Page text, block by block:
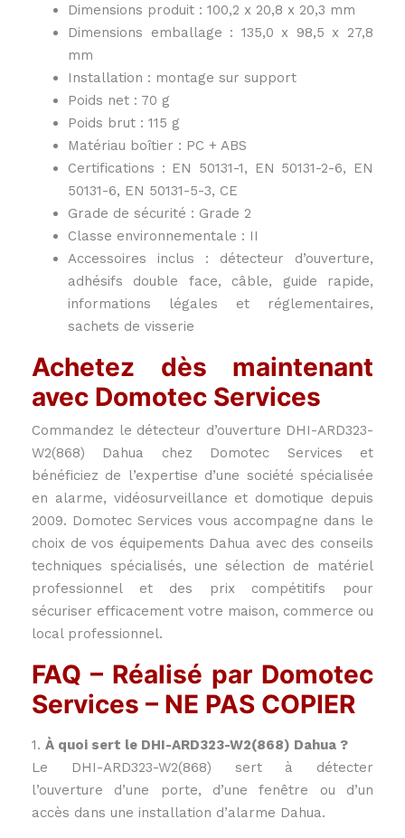
Dimensions produit : 100,2 x 20,8 x 20,3 mm
Dimensions emballage : 135,0 x 98,5 x 27,8
mm
Installation : montage sur support
Poids net : 70 g
Poids brut : 115 g
Matériau boîtier : PC + ABS
Certifications : EN 50131-1, EN 50131-2-6, EN
50131-6, EN 50131-5-3, CE
Grade de sécurité : Grade 2
Classe environnementale : II
Accessoires inclus : détecteur d’ouverture,
adhésifs double face, câble, guide rapide,
informations légales et réglementaires,
sachets de visserie
Achetez dès maintenant
avec Domotec Services
Commandez le détecteur d’ouverture DHI-ARD323-
W2(868) Dahua chez Domotec Services et
bénéficiez de l’expertise d’une société spécialisée
en alarme, vidéosurveillance et domotique depuis
2009. Domotec Services vous accompagne dans le
choix de vos équipements Dahua avec des conseils
techniques spécialisés, une sélection de matériel
professionnel et des prix compétitifs pour
sécuriser efficacement votre maison, commerce ou
local professionnel.
FAQ – Réalisé par Domotec
Services – NE PAS COPIER
1. À quoi sert le DHI-ARD323-W2(868) Dahua ?
Le DHI-ARD323-W2(868) sert à détecter
l’ouverture d’une porte, d’une fenêtre ou d’un
accès dans une installation d’alarme Dahua.